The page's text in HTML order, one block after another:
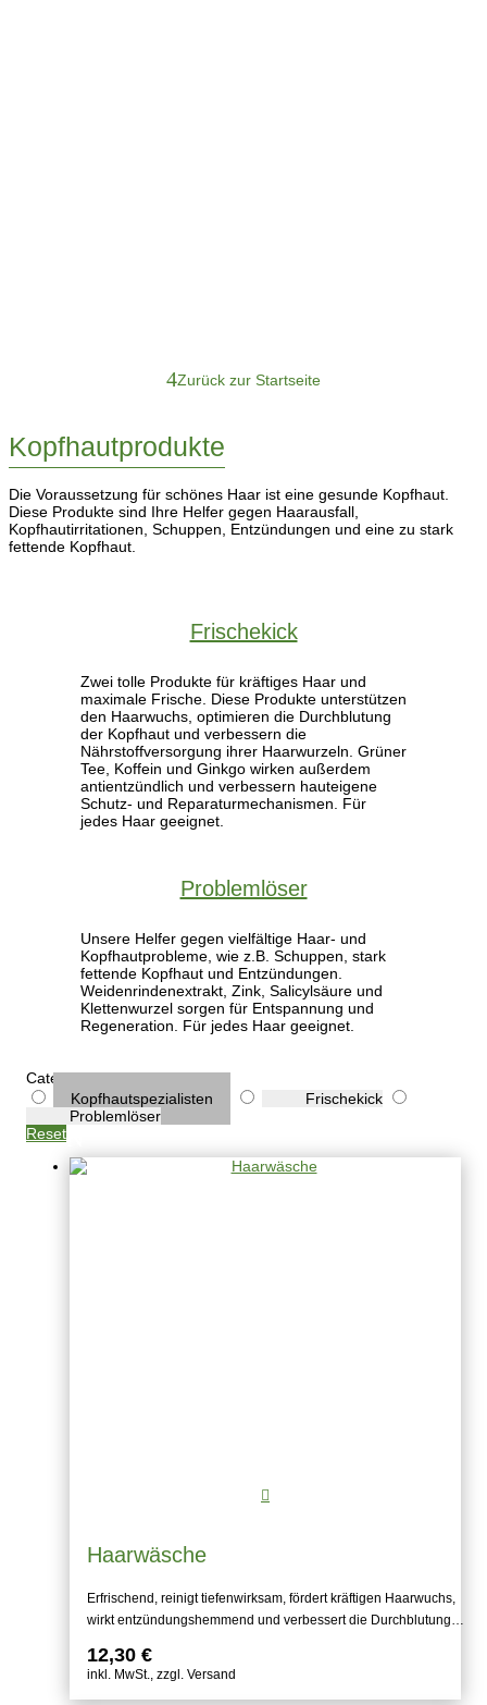
4Zurück zur Startseite
Kopfhautprodukte
Die Voraussetzung für schönes Haar ist eine gesunde Kopfhaut.
Diese Produkte sind Ihre Helfer gegen Haarausfall,
Kopfhautirritationen, Schuppen, Entzündungen und eine zu stark
fettende Kopfhaut.
Frischekick
Zwei tolle Produkte für kräftiges Haar und
maximale Frische. Diese Produkte unterstützen
den Haarwuchs, optimieren die Durchblutung
der Kopfhaut und verbessern die
Nährstoffversorgung ihrer Haarwurzeln. Grüner
Tee, Koffein und Ginkgo wirken außerdem
antientzündlich und verbessern hauteigene
Schutz- und Reparaturmechanismen. Für
jedes Haar geeignet.
Problemlöser
Unsere Helfer gegen vielfältige Haar- und
Kopfhautprobleme, wie z.B. Schuppen, stark
fettende Kopfhaut und Entzündungen.
Weidenrindenextrakt, Zink, Salicylsäure und
Klettenwurzel sorgen für Entspannung und
Regeneration. Für jedes Haar geeignet.
Categories
Kopfhautspezialisten
Frischekick
Problemlöser
Reset
Haarwäsche
Erfrischend, reinigt tiefenwirksam, fördert kräftigen Haarwuchs,
wirkt entzündungshemmend und verbessert die Durchblutung…
12,30 €
inkl. MwSt., zzgl. Versand